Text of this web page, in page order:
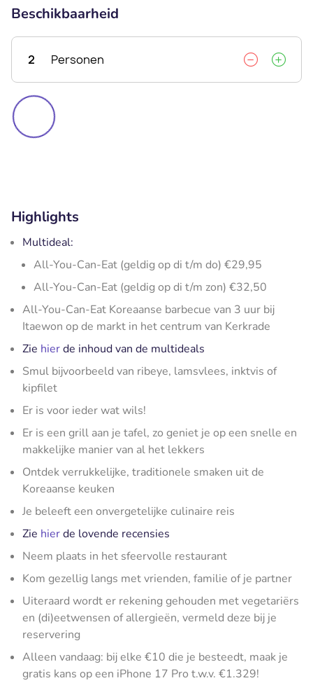
Beschikbaarheid
2 Personen
Highlights
Multideal:
All-You-Can-Eat (geldig op di t/m do) €29,95
All-You-Can-Eat (geldig op di t/m zon) €32,50
All-You-Can-Eat Koreaanse barbecue van 3 uur bij
Itaewon op de markt in het centrum van Kerkrade
Zie hierde inhoud van de multideals
Smul bijvoorbeeld van ribeye, lamsvlees, inktvis of
kipfilet
Er is voor ieder wat wils!
Er is een grill aan je tafel, zo geniet je op een snelle en
makkelijke manier van al het lekkers
Ontdek verrukkelijke, traditionele smaken uit de
Koreaanse keuken
Je beleeft een onvergetelijke culinaire reis
Zie hierde lovende recensies
Neem plaats in het sfeervolle restaurant
Kom gezellig langs met vrienden, familie of je partner
Uiteraard wordt er rekening gehouden met vegetariërs
en (di)eetwensen of allergieën, vermeld deze bij je
reservering
Alleen vandaag: bij elke €10 die je besteedt, maak je
gratis kans op een iPhone 17 Pro t.w.v. €1.329!